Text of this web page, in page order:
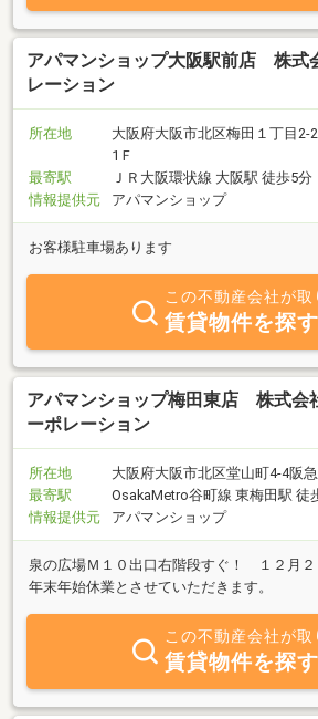
アパマンショップ大阪駅前店 株式
レーション
所在地
大阪府大阪市北区梅田１丁目2-
1Ｆ
最寄駅
ＪＲ大阪環状線 大阪駅 徒歩5分
情報提供元
アパマンショップ
お客様駐車場あります
この不動産会社が取
賃貸物件を探す
アパマンショップ梅田東店 株式会
ーポレーション
所在地
大阪府大阪市北区堂山町4-4阪
最寄駅
OsakaMetro谷町線 東梅田駅 徒
情報提供元
アパマンショップ
泉の広場Ｍ１０出口右階段すぐ！ １２月
年末年始休業とさせていただきます。
この不動産会社が取
賃貸物件を探す